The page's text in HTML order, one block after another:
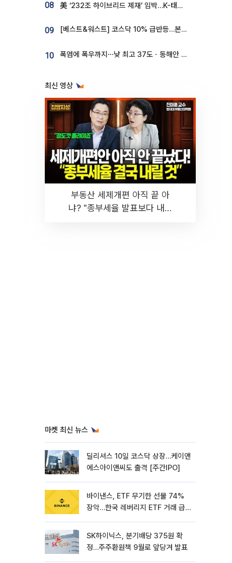
08 美 ‘232조 하이브리드 제재’ 임박…K-태양광, 불확실성 털고 날개 다나
09 [베스트&워스트] 코스닥 10% 급반등…본느, 최대주주 변경 기대에 270% 폭등
10 폭염에 폭우까지⋯낮 최고 37도ㆍ동해안 강한 비 [날씨]
최신 영상
부동산 세제개편 아직 끝 아
냐? "종부세율 발표보다 내릴
마켓 최신 뉴스
딜리셔스 10일 코스닥 상장…케이앤
에스아이앤씨도 출격 [주간IPO]
바이낸스, ETF 무기한 선물 74%
장악…한국 레버리지 ETF 거래 급
SK하이닉스, 분기배당 375원 확
정…주주환원책 9월로 앞당겨 발표